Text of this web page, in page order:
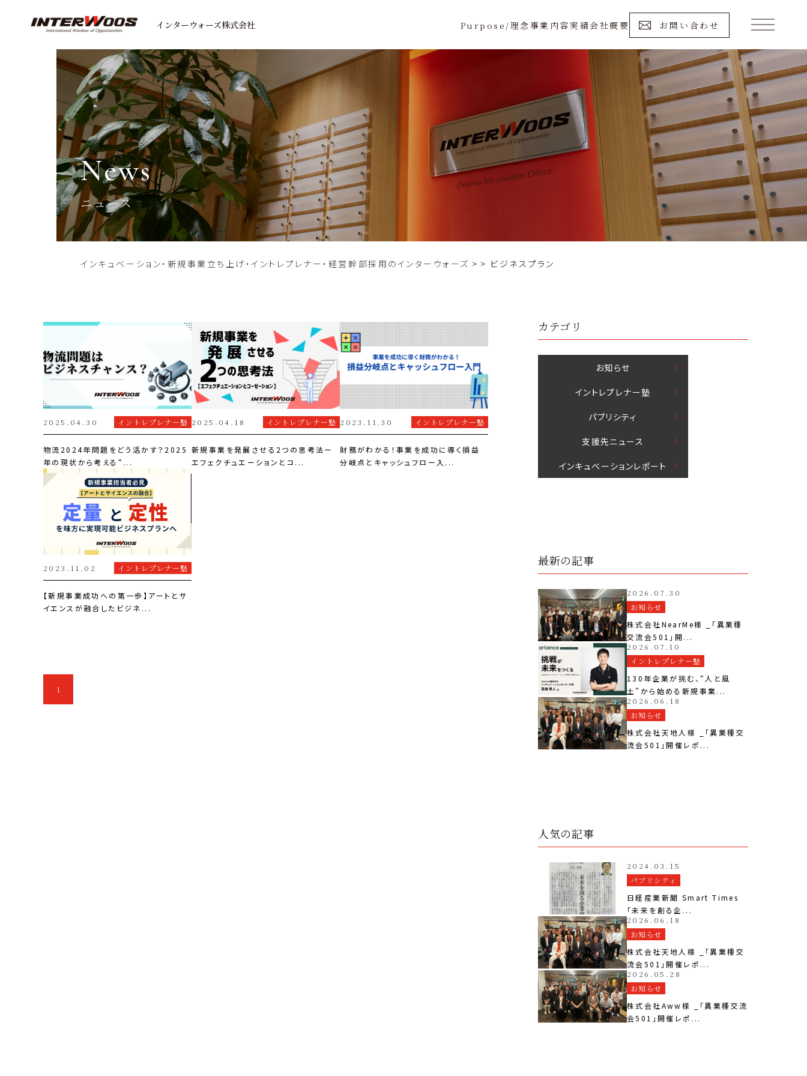
インターウォーズ株式会社 Purpose/理念事業内容実績会社概要 お問い合わせ
news
ニュース
インキュベーション・新規事業立ち上げ・イントレプレナー・経営幹部採用のインターウォーズ > ビジネスプラン
2025.04.30 イントレプレナー塾
物流2024年問題をどう活かす？2025
年の現状から考える“...
2025.04.18 イントレプレナー塾
新規事業を発展させる2つの思考法ー
エフェクチュエーションとコ...
2023.11.30 イントレプレナー塾
財務がわかる！事業を成功に導く損益
分岐点とキャッシュフロー入...
2023.11.02 イントレプレナー塾
【新規事業成功への第一歩】アートとサ
イエンスが融合したビジネ...
1
カテゴリ
お知らせ
イントレプレナー塾
パブリシティ
⽀援先ニュース
インキュベーションレポート
最新の記事
2026.07.30
お知らせ
株式会社NearMe様 _「異業種
交流会501」開...
2026.07.10
イントレプレナー塾
130年企業が挑む、“人と風
土”から始める新規事業...
2026.06.18
お知らせ
株式会社天地人様 _「異業種交
流会501」開催レポ...
人気の記事
2024.03.15
パブリシティ
日経産業新聞 Smart Times
「未来を創る企...
2026.06.18
お知らせ
株式会社天地人様 _「異業種交
流会501」開催レポ...
2026.05.28
お知らせ
株式会社Aww様 _「異業種交流
会501」開催レポ...